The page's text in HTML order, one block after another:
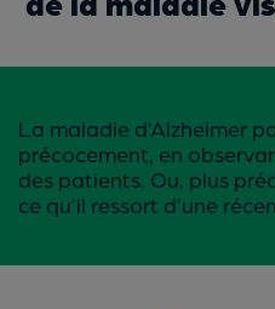
La maladie d’Alzheimer
précocement, en
des patients. Ou, plus
ce qu’il ressort d’une